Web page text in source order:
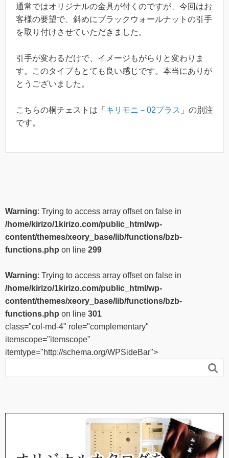
通常ではオリジナルの金具が付くのですが、今回はお
客様の要望で、斜めにブラックウォールナットの引手
を取り付けさせていただきました。
引手が変わるだけで、イメージもがらりと変わりま
す。このタイプもとても良い感じです。本当にありが
とうございました。
こちらの桐チェストは「 キリモニ－02プラス 」の別注
です。
Warning: Trying to access array offset on false in
/home/kirizo/1kirizo.com/public_html/wp-
content/themes/xeory_base/lib/functions/bzb-
functions.php on line 299
Warning: Trying to access array offset on false in
/home/kirizo/1kirizo.com/public_html/wp-
content/themes/xeory_base/lib/functions/bzb-
functions.php on line 301
class="col-md-4" role="complementary"
itemscope="itemscope"
itemtype="http://schema.org/WPSideBar">
